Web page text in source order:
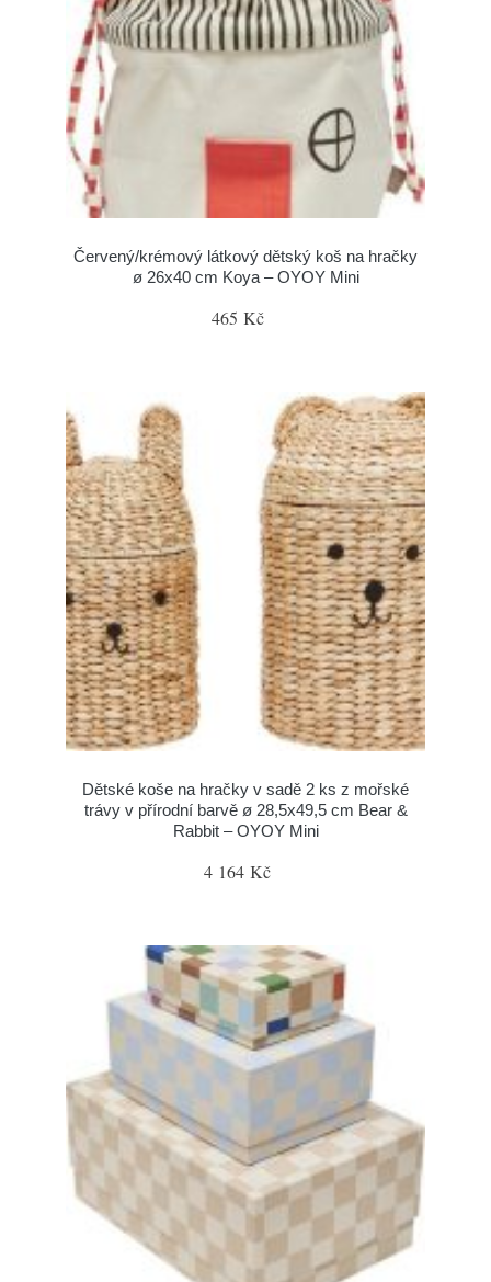
Červený/krémový látkový dětský koš na hračky
ø 26x40 cm Koya – OYOY Mini
465 Kč
Dětské koše na hračky v sadě 2 ks z mořské
trávy v přírodní barvě ø 28,5x49,5 cm Bear &
Rabbit – OYOY Mini
4 164 Kč